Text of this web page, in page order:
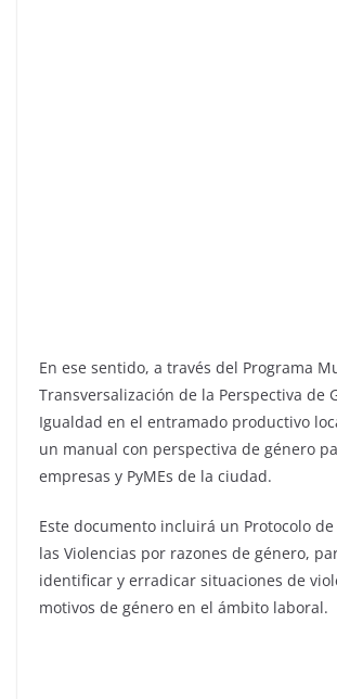
En ese sentido, a través del Programa
Transversalización de la Perspectiva de
Igualdad en el entramado productivo
un manual con perspectiva de género
empresas y PyMEs de la ciudad.
Este documento incluirá un Protocolo
las Violencias por razones de género,
identificar y erradicar situaciones de
motivos de género en el ámbito laboral.